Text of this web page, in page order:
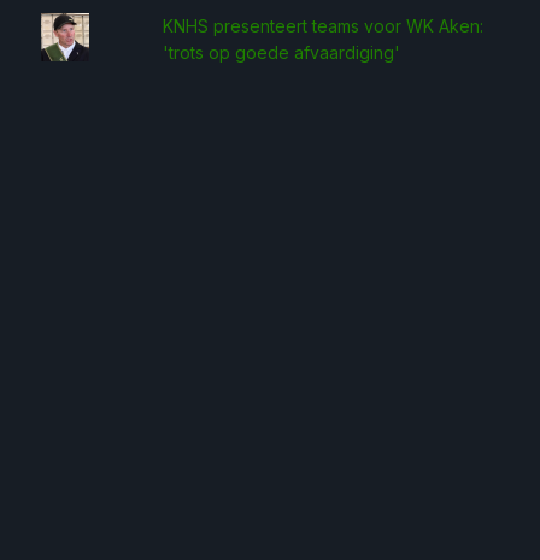
KNHS presenteert teams voor WK Aken:
'trots op goede afvaardiging'